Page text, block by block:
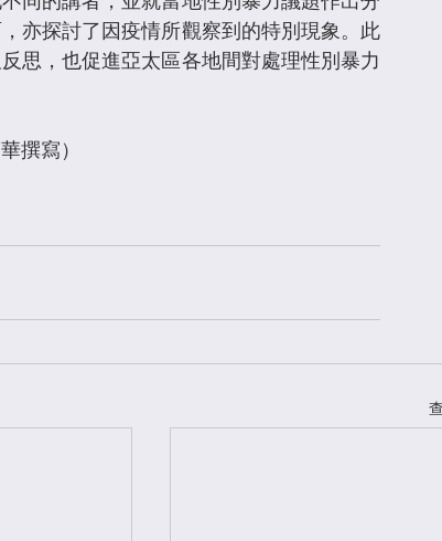
亦探討了因疫情所觀察到的特別現象。此
思，也促進亞太區各地間對處理性別暴力
撰寫）